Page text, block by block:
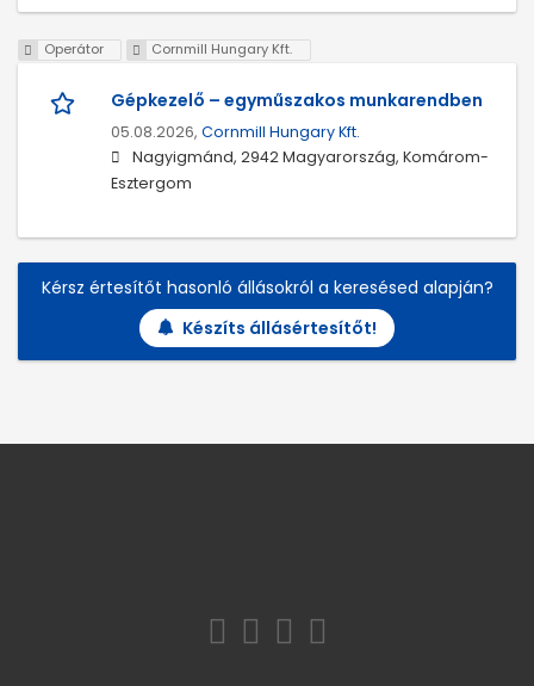
Operátor Cornmill Hungary Kft.
Gépkezelő – egyműszakos munkarendben
05.08.2026, Cornmill Hungary Kft.
Nagyigmánd, 2942 Magyarország, Komárom-
Esztergom
Kérsz értesítőt hasonló állásokról a keresésed alapján?
Készíts állásértesítőt!